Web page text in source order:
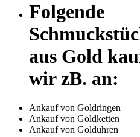
Folgende
aus Gold
wir zB. an:
Ankauf von Goldringen
Ankauf von Goldketten
Ankauf von Golduhren